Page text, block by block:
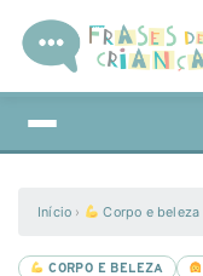
Início › Corpo e beleza
CORPO E BELEZA